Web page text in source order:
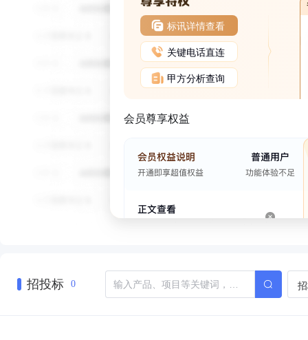
标讯详情查看
关键电话直连
甲方分析查询
会员尊享权益
招投标 0